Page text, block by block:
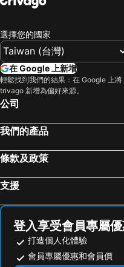
The Metro Hotel - Taipei Branch
意芙旅店
欣欣時尚旅店松山站
Eastern Beauty Hotel
Muzik Hotel - Ximen Station Branch
Hotel Relax III
南港區, 台北 飯店
台北市區, 台北 飯店
桃園市區, 桃園地區 飯店
中正區, 台北 飯店
新竹市區, 新竹地區 飯店
高雄市區, 高雄地區 飯店
花蓮市, 花蓮 飯店
選擇您的國家
在 Google 上新增
輕鬆找到我們的結果：在 Google 上將
trivago 新增為偏好來源。
公司
我們的產品
條款及政策
支援
登入享受會員專屬
打造個人化體驗
會員專屬優惠和會員價